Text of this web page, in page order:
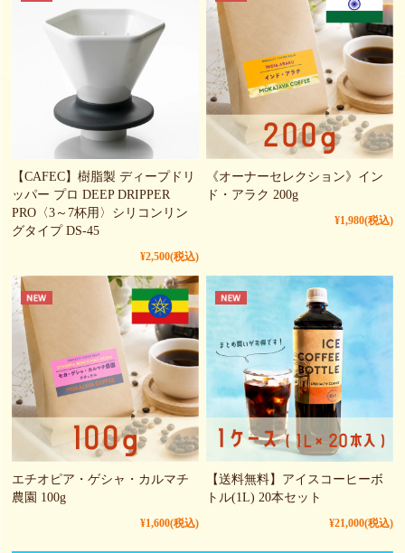
【CAFEC】樹脂製 ディープドリ
ッパー プロ DEEP DRIPPER
PRO〈3～7杯用〉シリコンリン
グタイプ DS-45
¥2,500(税込)
《オーナーセレクション》イン
ド・アラク 200g
¥1,980(税込)
エチオピア・ゲシャ・カルマチ
農園 100g
¥1,600(税込)
【送料無料】アイスコーヒーボ
トル(1L) 20本セット
¥21,000(税込)